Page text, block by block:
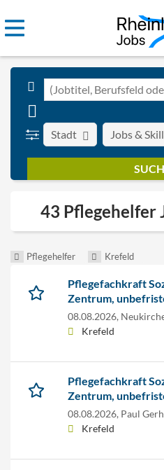
Stadt Jobs &
43 Pflegehelfer
Pflegehelfer Krefeld
Pflegefachkraft
Zentrum,
08.08.2026,
Krefeld
Pflegefachkraft
Zentrum,
08.08.2026, Paul
Krefeld